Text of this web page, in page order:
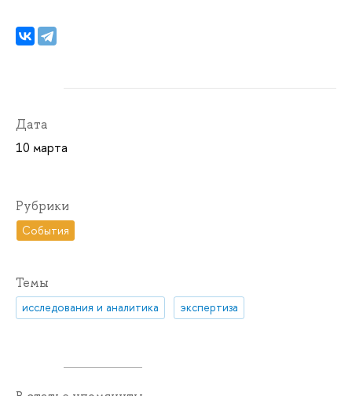
Дата
10 марта
Рубрики
События
Темы
исследования и аналитика экспертиза